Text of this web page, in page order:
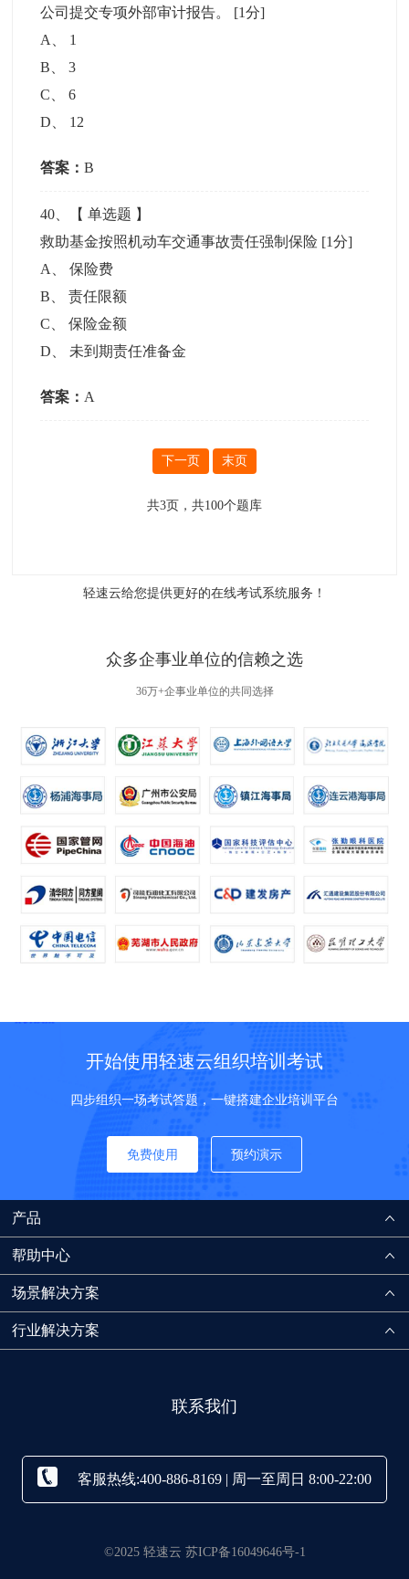
公司提交专项外部审计报告。 [1分]
A
1
B 、3
C 、6
D
12
答案：B
40 、【单选题 】
救助基金按照机动车交通事故责任强制保险 [1分]
A
、保险费
B 、责任限额
C 、保险金额
D
未到期责任准备金
答案： A
下一页 末页
共3页，共100个题库
轻速云给您提供更好的在线考试系统服务！
众多企事业单位的信赖之选
36万+企事业单位的共同选择
开始使用轻速云组织培训考试
四步组织一场考试答题，一键搭建企业培训平台
免费使用 预约演示
产品
帮助中心
场景解决方案
行业解决方案
联系我们
客服热线:400-886-8169 | 周一至周日 8:00-22:00
©2025 轻速云 苏ICP备16049646号-1